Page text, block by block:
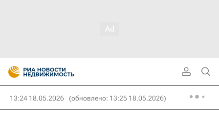
13:24 18.05.2026 (обновлено: 13:25 18.05.2026)